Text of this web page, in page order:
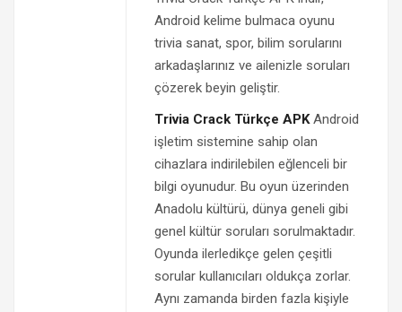
Android kelime bulmaca oyunu
trivia sanat, spor, bilim sorularını
arkadaşlarınız ve ailenizle soruları
çözerek beyin geliştir.
Trivia Crack Türkçe APKAndroid
işletim sistemine sahip olan
cihazlara indirilebilen eğlenceli bir
bilgi oyunudur. Bu oyun üzerinden
Anadolu kültürü, dünya geneli gibi
genel kültür soruları sorulmaktadır.
Oyunda ilerledikçe gelen çeşitli
sorular kullanıcıları oldukça zorlar.
Aynı zamanda birden fazla kişiyle